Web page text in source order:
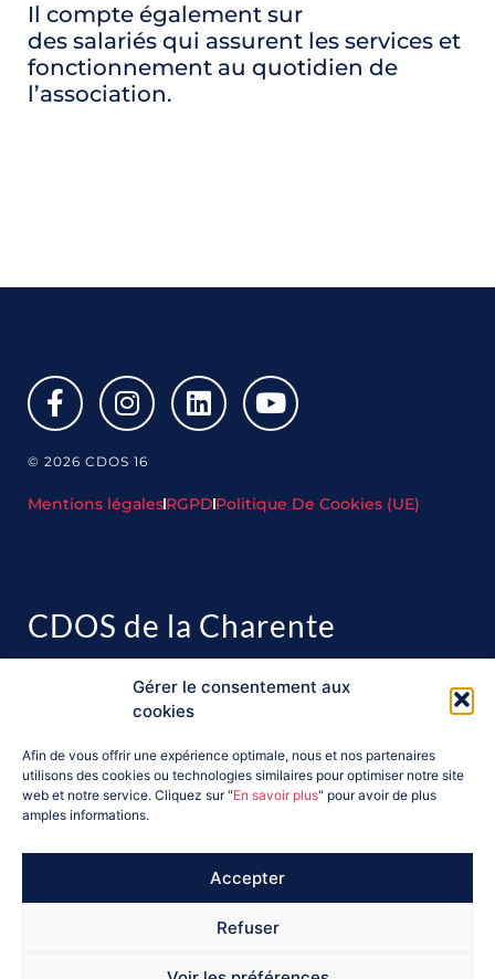
Gérer le consentement aux
cookies
Afin de vous offrir une expérience optimale, nous et nos partenaires
utilisons des cookies ou technologies similaires pour optimiser notre site
web et notre service. Cliquez sur "En savoir plus" pour avoir de plus
amples informations.
Accepter
Refuser
Il compte également sur
des salariés qui assurent les services et
fonctionnement au quotidien de
l’association.
© 2026 CDOS 16
Mentions légalesRGPD Politique De Cookies (UE)
CDOS de la Charente
Maison Départementale des Sports
241 rue des Mesniers
16710 Saint-Yrieix-sur-Charente
Tél : 05 45 25 30 48
Mail :charente@franceolympique.com